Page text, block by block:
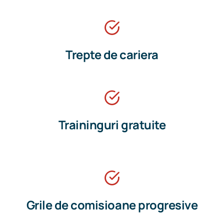
Trepte de cariera
Traininguri gratuite
Grile de comisioane progresive